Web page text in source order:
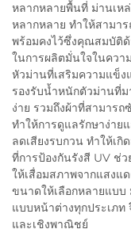
หลากหลายพื้นที่ ม่านเห
หลากหลาย ทำให้สามา
พร้อมคงไว้ซึ่งคุณสมบัติ
ในการผลิตมั่นใจในคว
หัวม่านที่เสริมความแข็ง
รองรับน้ำหนักตัวม่านที่
ง่าย รวมถึงผ้าที่สามาร
ทำให้การดูแลรักษาง่า
ลดเสียงรบกวน ทำให้เ
ที่การป้องกันรังสี UV ช่
ให้เสื่อมสภาพจากแสงแ
ขนาดให้เลือกหลายแบบ
แบบหน้าต่างทุกประเภท
และเชิงพาณิชย์